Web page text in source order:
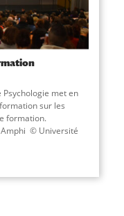
Psychologie met en
sur les
formation.
© Université